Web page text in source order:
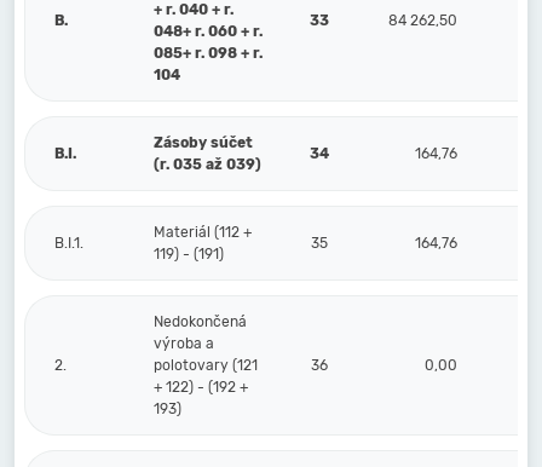
B.
+ r. 040 + r.
048+ r. 060 + r.
085+ r. 098 + r.
104
33 84 262,50
B.I.
Zásoby súčet
(r. 035 až 039)
34 164,76
B.I.1.
Materiál (112 +
119) - (191)
35 164,76
2.
Nedokončená
výroba a
polotovary (121
+ 122) - (192 +
193)
36 0,00